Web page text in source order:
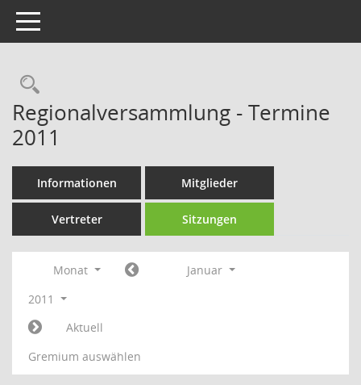
Toggle navigation
Rechercheauswahl
Regionalversammlung - Termine
2011
Informationen Mitglieder
Vertreter Sitzungen
Monat
Januar
2011
Aktuell
Gremium auswählen